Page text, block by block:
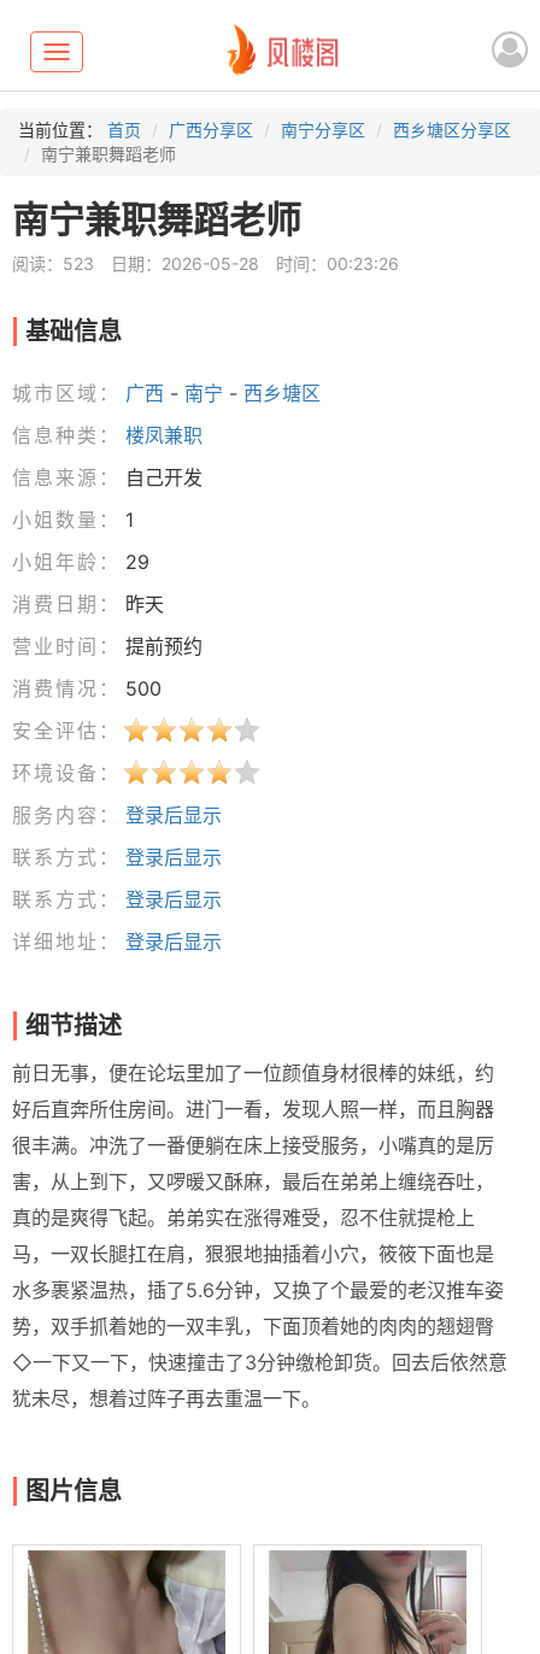
Toggle
navigation
当前位置： 首页 广西分享区 南宁分享区
西乡塘区分享区
南宁兼职舞蹈老师
南宁兼职舞蹈老师
阅读：523 日期：2026-05-28 时间：00:23:26
基础信息
城市区域： 广西 - 南宁 - 西乡塘区
信息种类：
楼凤兼职
信息来源：
自己开发
小姐数量：
1
小姐年龄：
29
消费日期：
昨天
营业时间：
提前预约
消费情况：
500
安全评估：
环境设备：
服务内容：
登录后显示
联系方式：
登录后显示
联系方式：
登录后显示
详细地址：
登录后显示
细节描述
前日无事，便在论坛里加了一位颜值身材很棒的妹纸，约
好后直奔所住房间。进门一看，发现人照一样，而且胸器
很丰满。冲洗了一番便躺在床上接受服务，小嘴真的是厉
害，从上到下，又啰暖又酥麻，最后在弟弟上缠绕吞吐，
真的是爽得飞起。弟弟实在涨得难受，忍不住就提枪上
马，一双长腿扛在肩，狠狠地抽插着小穴，筱筱下面也是
水多裹紧温热，插了5.6分钟，又换了个最爱的老汉推车姿
势，双手抓着她的一双丰乳，下面顶着她的肉肉的翘翅臀
◇一下又一下，快速撞击了3分钟缴枪卸货。回去后依然意
犹未尽，想着过阵子再去重温一下。
图片信息